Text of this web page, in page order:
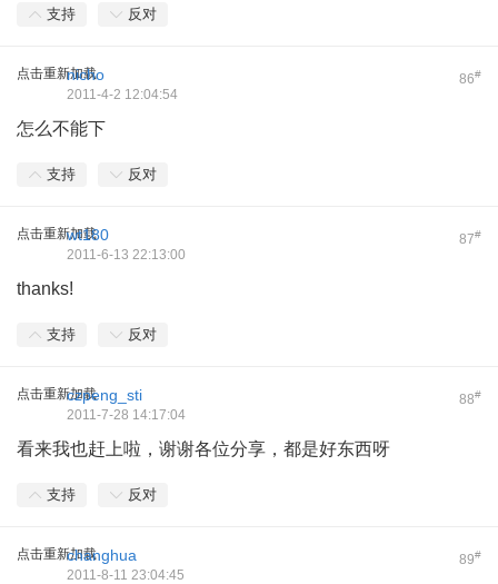
支持 反对
点击重新加载 86#
nicho
2011-4-2 12:04:54
怎么不能下
支持 反对
点击重新加载 87#
wt180
2011-6-13 22:13:00
thanks!
支持 反对
点击重新加载 88#
czpeng_sti
2011-7-28 14:17:04
看来我也赶上啦，谢谢各位分享，都是好东西呀
支持 反对
点击重新加载 89#
changhua
2011-8-11 23:04:45